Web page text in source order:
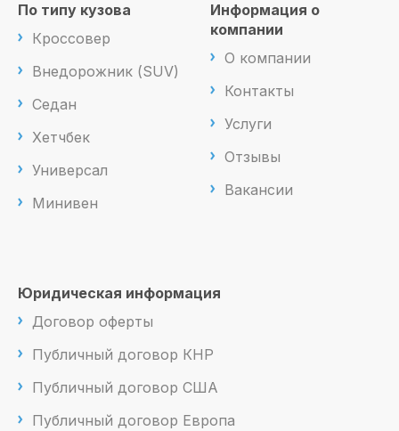
По типу кузова
Кроссовер
Внедорожник (SUV)
Седан
Хетчбек
Универсал
Минивен
Информация о
компании
О компании
Контакты
Услуги
Отзывы
Вакансии
Юридическая информация
Договор оферты
Публичный договор КНР
Публичный договор США
Публичный договор Европа